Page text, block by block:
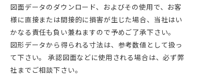
図面データのダウンロード、およびその使用で、お客
様に直接または間接的に損害が生じた場合、当社はい
かなる責任も負い兼ねますので予めご了承下さい。
図形データから得られる寸法は、参考数値として扱っ
て下さい。 承認図面などに使用される場合は、必ず弊
社までご相談下さい。